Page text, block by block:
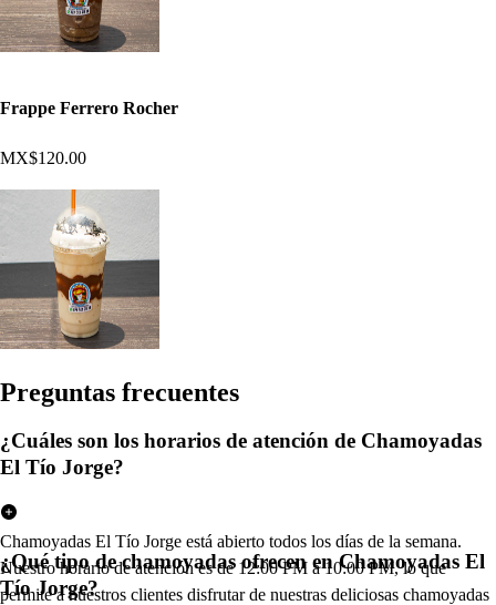
Frappe Ferrero Rocher
MX$120.00
Preguntas frecuentes
¿Cuáles son los horarios de atención de Chamoyadas
El Tío Jorge?
Chamoyadas El Tío Jorge está abierto todos los días de la semana.
Nuestro horario de atención es de 12:00 PM a 10:00 PM, lo que
permite a nuestros clientes disfrutar de nuestras deliciosas chamoyadas
¿Qué tipo de chamoyadas ofrecen en Chamoyadas El
Tío Jorge?